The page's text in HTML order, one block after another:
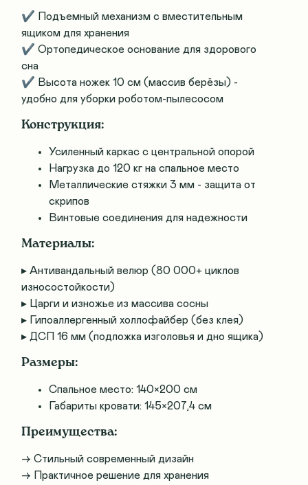
✔ Подъемный механизм с вместительным
ящиком для хранения
✔ Ортопедическое основание для здорового
сна
✔ Высота ножек 10 см (массив берёзы) -
удобно для уборки роботом-пылесосом
Конструкция:
Усиленный каркас с центральной опорой
Нагрузка до 120 кг на спальное место
Металлические стяжки 3 мм - защита от
скрипов
Винтовые соединения для надежности
Материалы:
▸ Антивандальный велюр (80 000+ циклов
износостойкости)
▸ Царги и изножье из массива сосны
▸ Гипоаллергенный холлофайбер (без клея)
▸ ДСП 16 мм (подложка изголовья и дно ящика)
Размеры:
Спальное место: 140×200 см
Габариты кровати: 145×207,4 см
Преимущества:
→ Стильный современный дизайн
→ Практичное решение для хранения